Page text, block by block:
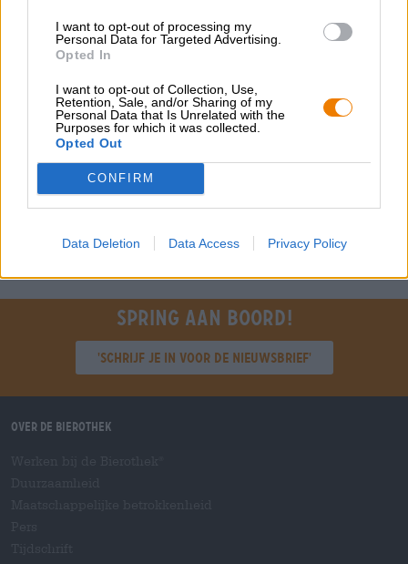
I want to opt-out of processing my
Personal Data for Targeted Advertising.
Opted In
I want to opt-out of Collection, Use,
Retention, Sale, and/or Sharing of my
Personal Data that Is Unrelated with the
Purposes for which it was collected.
Opted Out
CONFIRM
Data Deletion Data Access Privacy Policy
Du willst größere Mengen günstiger einkaufen?
Controle ter plaatse
Is Merkendorfer Helles Van Brauerei Hummel Ook
beschikbaar in mijn kantoor?
Nu controleren
Spring aan boord!
'Schrijf je in voor de nieuwsbrief'
Over de Bierothek